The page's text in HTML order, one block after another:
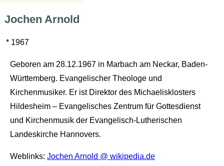
Jochen Arnold
* 1967
Geboren am 28.12.1967 in Marbach am Neckar, Baden-
Württemberg. Evangelischer Theologe und
Kirchenmusiker. Er ist Direktor des Michaelisklosters
Hildesheim – Evangelisches Zentrum für Gottesdienst
und Kirchenmusik der Evangelisch-Lutherischen
Landeskirche Hannovers.
Weblinks: Jochen Arnold @ wikipedia.de